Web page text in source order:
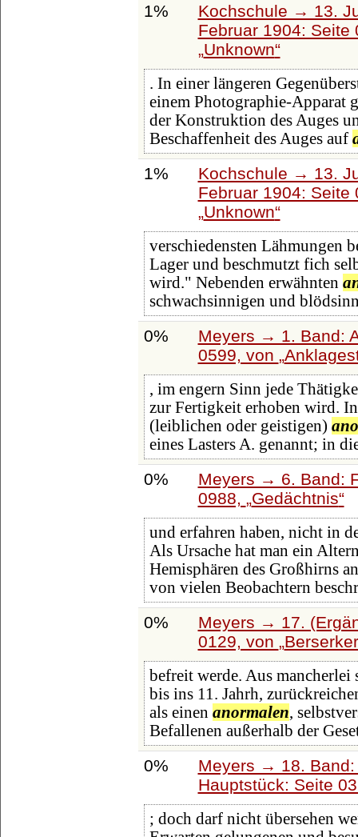
1%
Kochschule → 13.
Februar 1904:
Unknown
. In einer längeren
einem Photographie-Apparat
der Konstruktion des Auges
Beschaffenheit des Auges auf
1%
Kochschule → 13.
Februar 1904:
Unknown
verschiedensten Lähmungen
Lager und beschmutzt fich
wird." Nebenden erwähnten
schwachsinnigen und
0%
Meyers → 1. Band:
0599, von
, im engern Sinn jede
zur Fertigkeit erhoben wird.
(leiblichen oder geistigen)
eines Lasters A. genannt; in
0%
Meyers → 6. Band:
0988,
Gedächtnis
und erfahren haben, nicht in
Als Ursache hat man ein
Hemisphären des Großhirns
von vielen Beobachtern
0%
Meyers → 17.
0129, von
befreit werde. Aus mancherlei
bis ins 11. Jahrh,
als einen anormalen,
Befallenen außerhalb der
0%
Meyers → 18.
Hauptstück: Seite
; doch darf nicht übersehen